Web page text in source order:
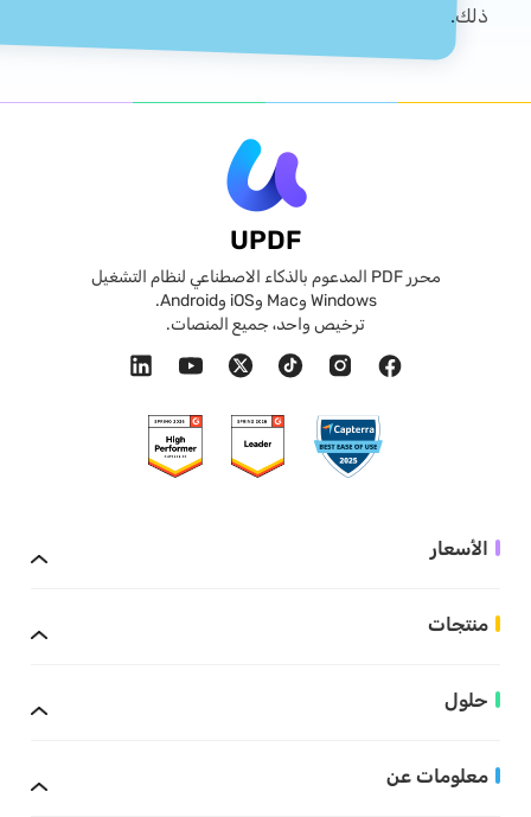
ذلك.
UPDF
محرر PDF المدعوم بالذكاء الاصطناعي لنظام التشغيل
Windows وMac وiOS وAndroid.
ترخيص واحد، جميع المنصات.
الأسعار
منتجات
حلول
معلومات عن